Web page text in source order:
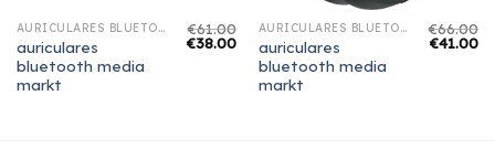
AURICULARES BLUETOOTH MEDIA MARKT
auriculares
bluetooth media
markt
€61.00
€38.00
AURICULARES BLUETOOTH MEDIA MARKT
auriculares
bluetooth media
markt
€66.00
€41.00